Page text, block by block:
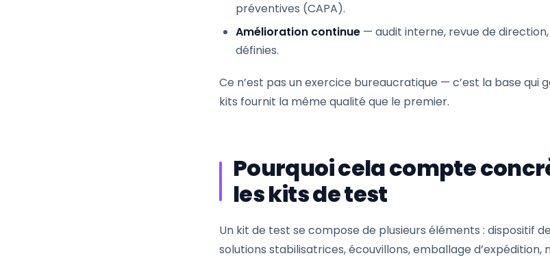
préventives (CAPA).
Amélioration continue — audit interne, revue de
définies.
Ce n’est pas un exercice bureaucratique — c’est la base qui
kits fournit la même qualité que le premier.
Pourquoi cela compte
les kits de test
Un kit de test se compose de plusieurs éléments : dispositif
solutions stabilisatrices, écouvillons, emballage d’expédition,